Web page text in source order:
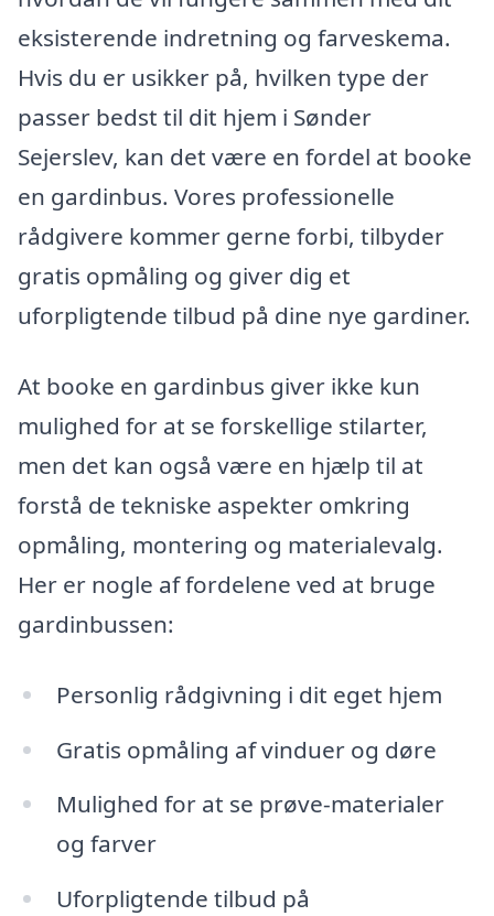
eksisterende indretning og farveskema.
Hvis du er usikker på, hvilken type der
passer bedst til dit hjem i Sønder
Sejerslev, kan det være en fordel at booke
en gardinbus. Vores professionelle
rådgivere kommer gerne forbi, tilbyder
gratis opmåling og giver dig et
uforpligtende tilbud på dine nye gardiner.
At booke en gardinbus giver ikke kun
mulighed for at se forskellige stilarter,
men det kan også være en hjælp til at
forstå de tekniske aspekter omkring
opmåling, montering og materialevalg.
Her er nogle af fordelene ved at bruge
gardinbussen:
Personlig rådgivning i dit eget hjem
Gratis opmåling af vinduer og døre
Mulighed for at se prøve-materialer
og farver
Uforpligtende tilbud på